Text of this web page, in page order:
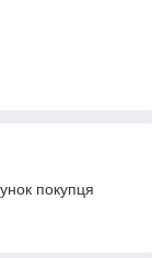
покупця